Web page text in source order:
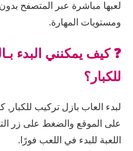
لعبها مباشرة عبر المتصفح
ومستويات المهارة.
❓ كيف يمكنني البدء
للكبار؟
لبدء العاب بازل تركيب للكبار,
على الموقع والضغط على زر
اللعبة للبدء في اللعب فورًا.